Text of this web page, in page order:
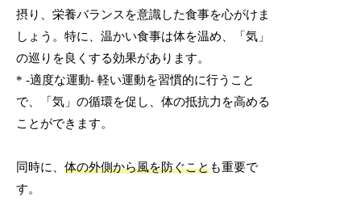
摂り、栄養バランスを意識した食事を心がけま
しょう。特に、温かい食事は体を温め、「気」
の巡りを良くする効果があります。
* -適度な運動- 軽い運動を習慣的に行うこと
で、「気」の循環を促し、体の抵抗力を高める
ことができます。
同時に、体の外側から風を防ぐことも重要で
す。